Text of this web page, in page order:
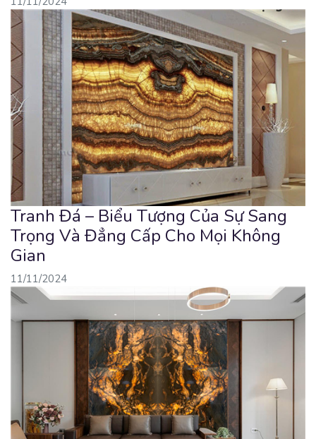
Tranh Đá – Biểu Tượng Của Sự Sang
Trọng Và Đẳng Cấp Cho Mọi Không
Gian
11/11/2024